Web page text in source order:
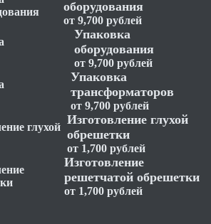
оборудования
от 9,700 рублей
Упаковка
оборудования
от 9,700 рублей
Упаковка
трансформаторов
от 9,700 рублей
Изготовление глухой
обрешетки
от 1,700 рублей
Изготовление
решетчатой обрешетки
от 1,700 рублей